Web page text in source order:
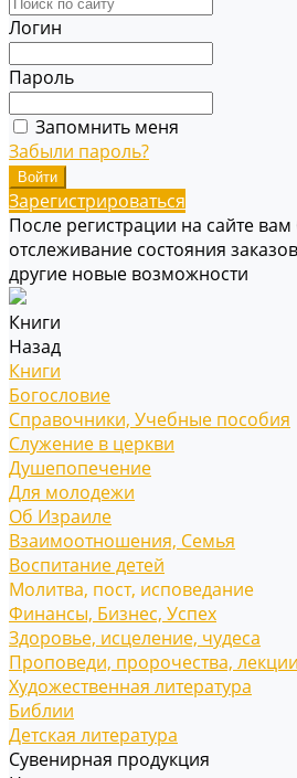
Логин
Пароль
Запомнить меня
Забыли пароль?
Зарегистрироваться
После регистрации на сайте вам
отслеживание состояния
другие новые возможности
Книги
Назад
Книги
Богословие
Справочники, Учебные пособия
Служение в церкви
Душепопечение
Для молодежи
Об Израиле
Взаимоотношения, Cемья
Воспитание детей
Молитва, пост, исповедание
Финансы, Бизнес, Успех
Здоровье, исцеление, чудеса
Проповеди, пророчества, лекции
Художественная литература
Библии
Детская литература
Сувенирная продукция